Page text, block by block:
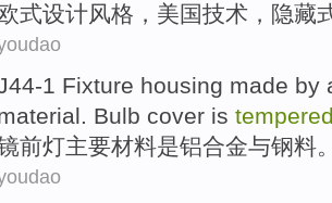
式设计风格 ， 美国技术 ， 隐藏
1 Fixture housing made by
. Bulb cover is
前灯主要材料是铝合金与钢料